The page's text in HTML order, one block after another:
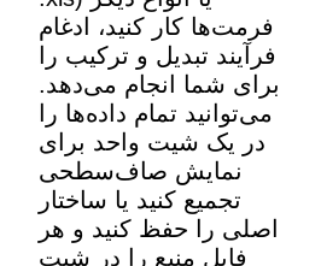
فرمت‌ها کار کنید، ادغام
فرآیند تبدیل و ترکیب را
برای شما انجام می‌دهد.
می‌توانید تمام داده‌ها را
در یک شیت واحد برای
نمایش صاف‌سطحی
تجمیع کنید یا ساختار
اصلی را حفظ کنید و هر
فایل منبع را در شیت